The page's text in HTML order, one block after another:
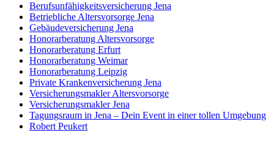
Berufs­unfähigkeits­­versicherung Jena
Betriebliche Altersvorsorge Jena
Gebäudeversicherung Jena
Honorar­beratung Altersvorsorge
Honorar­beratung Erfurt
Honorar­beratung Weimar
Honorarberatung Leipzig
Private Kranken­­versicherung Jena
Versicherungsmakler Altersvorsorge
Versicherungs­makler Jena
Tagungsraum in Jena – Dein Event in einer tollen Umgebung
Robert Peukert